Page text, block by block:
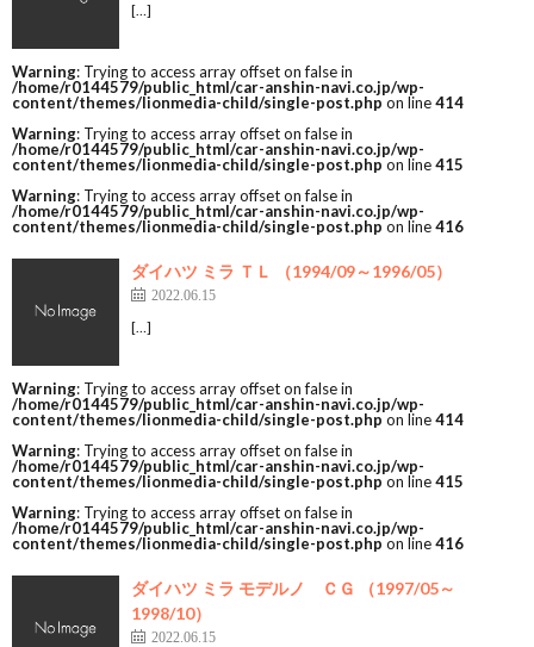
[…]
Warning: Trying to access array offset on false in
/home/r0144579/public_html/car-anshin-navi.co.jp/wp-
content/themes/lionmedia-child/single-post.php on line414
Warning: Trying to access array offset on false in
/home/r0144579/public_html/car-anshin-navi.co.jp/wp-
content/themes/lionmedia-child/single-post.php on line415
Warning: Trying to access array offset on false in
/home/r0144579/public_html/car-anshin-navi.co.jp/wp-
content/themes/lionmedia-child/single-post.php on line416
ダイハツ ミラ ＴＬ （1994/09～1996/05）
2022.06.15
[…]
Warning: Trying to access array offset on false in
/home/r0144579/public_html/car-anshin-navi.co.jp/wp-
content/themes/lionmedia-child/single-post.php on line414
Warning: Trying to access array offset on false in
/home/r0144579/public_html/car-anshin-navi.co.jp/wp-
content/themes/lionmedia-child/single-post.php on line415
Warning: Trying to access array offset on false in
/home/r0144579/public_html/car-anshin-navi.co.jp/wp-
content/themes/lionmedia-child/single-post.php on line416
ダイハツ ミラ モデルノ ＣＧ （1997/05～
1998/10）
2022.06.15